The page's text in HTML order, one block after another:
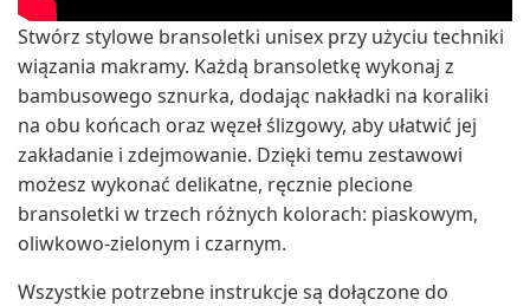
Stwórz stylowe bransoletki unisex przy użyciu techniki
wiązania makramy. Każdą bransoletkę wykonaj z
bambusowego sznurka, dodając nakładki na koraliki
na obu końcach oraz węzeł ślizgowy, aby ułatwić jej
zakładanie i zdejmowanie. Dzięki temu zestawowi
możesz wykonać delikatne, ręcznie plecione
bransoletki w trzech różnych kolorach: piaskowym,
oliwkowo-zielonym i czarnym.
Wszystkie potrzebne instrukcje są dołączone do